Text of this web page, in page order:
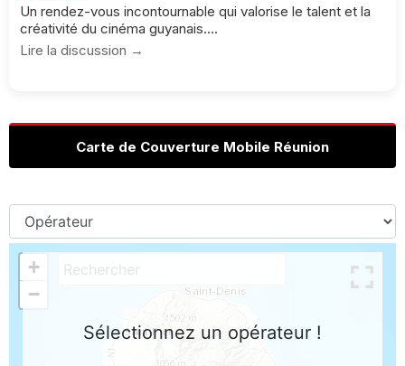
Un rendez-vous incontournable qui valorise le talent et la
créativité du cinéma guyanais....
Lire la discussion →
Carte de Couverture Mobile Réunion